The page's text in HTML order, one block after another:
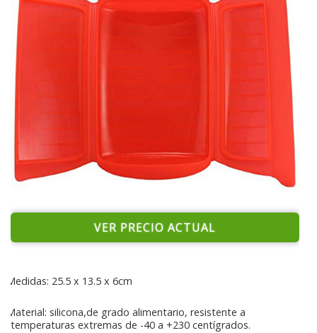
VER PRECIO ACTUAL
Medidas: 25.5 x 13.5 x 6cm
Material: silicona,de grado alimentario, resistente a
temperaturas extremas de -40 a +230 centígrados.